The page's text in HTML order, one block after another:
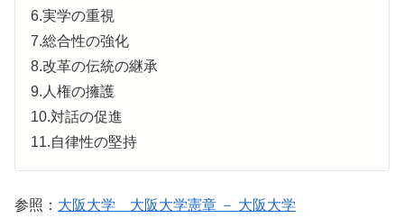
6.実学の重視
7.総合性の強化
8.改革の伝統の継承
9.人権の擁護
10.対話の促進
11.自律性の堅持
参照： 大阪大学 大阪大学憲章 － 大阪大学